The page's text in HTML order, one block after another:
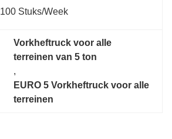
100 Stuks/week
Vorkheftruck voor alle
terreinen van 5 ton
,
EURO 5 Vorkheftruck voor alle
terreinen